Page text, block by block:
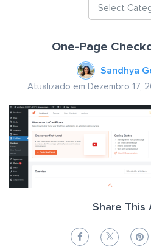
Select
One-Page
Sandhya
Atualizado em Dezembro 17,
Share This